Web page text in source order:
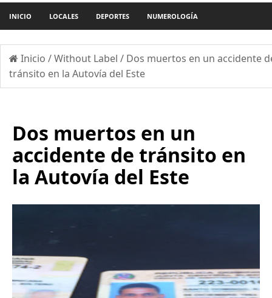
INICIO LOCALES DEPORTES NUMEROLOGÍA
Inicio /Without Label / Dos muertos en un accidente
tránsito en la Autovía del Este
Dos muertos en un
accidente de tránsito en
la Autovía del Este